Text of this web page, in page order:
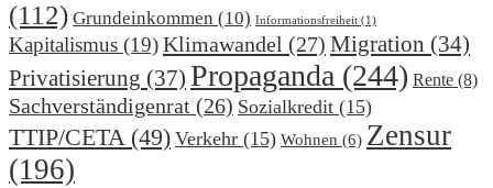
(112) Grundeinkommen (10) Informationsfreiheit (1)
Kapitalismus (19)Klimawandel (27) Migration (34)
Privatisierung (37) Propaganda (244) Rente (8)
Sachverständigenrat (26) Sozialkredit (15)
TTIP/CETA(49) Verkehr (15) Wohnen (6) Zensur
(196)